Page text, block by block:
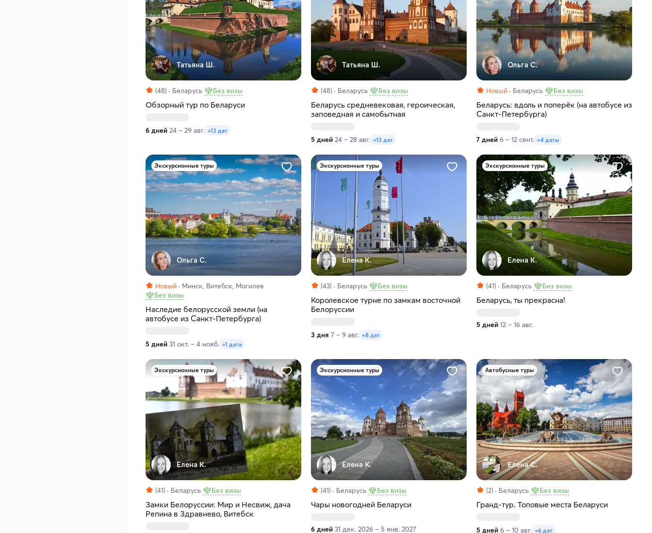
Татьяна Ш.
(48) Беларусь Без визы
Обзорный тур по Беларуси
6 дней 24 – 29 авг. +13 дат
Татьяна Ш.
(48) Беларусь Без визы
Беларусь средневековая, героическая,
заповедная и самобытная
5 дней 24 – 28 авг. +13 дат
Ольга С.
Новый Беларусь Без визы
Беларусь: вдоль и поперёк (на автобусе из
Санкт-Петербурга)
7 дней 6 – 12 сент. +4 даты
Экскурсионные туры
Ольга С.
Новый
Минск, Витебск, Могилев
Без визы
Наследие белорусской земли (на
автобусе из Санкт-Петербурга)
5 дней 31 окт. – 4 нояб. +1 дата
Экскурсионные туры
Елена К.
(43) Беларусь Без визы
Королевское турне по замкам восточной
Белоруссии
3 дня 7 – 9 авг. +8 дат
Экскурсионные туры
Елена К.
(41) Беларусь Без визы
Беларусь, ты прекрасна!
5 дней 12 – 16 авг.
Экскурсионные туры
Елена К.
(41) Беларусь Без визы
Замки Белоруссии: Мир и Несвиж, дача
Репина в Здравнево, Витебск
Экскурсионные туры
Елена К.
(41) Беларусь Без визы
Чары новогодней Беларуси
6 дней 31 дек. 2026 – 5 янв. 2027
Автобусные туры
Елена С.
(2) Беларусь Без визы
Гранд-тур. Топовые места Беларуси
5 дней 6 – 10 авг. +6 дат